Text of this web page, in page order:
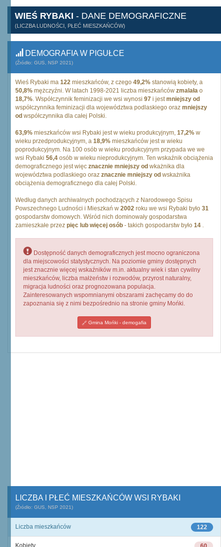
WIEŚ RYBAKI - DANE DEMOGRAFICZNE
(LICZBA LUDNOŚCI, PŁEĆ MIESZKAŃCÓW)
DEMOGRAFIA W PIGUŁCE
(Źródło: GUS, NSP 2021)
Wieś Rybaki ma 122 mieszkańców, z czego 49,2% stanowią kobiety, a
50,8% mężczyźni. W latach 1998-2021 liczba mieszkańców zmalała o
18,7%. Współczynnik feminizacji we wsi wynosi 97 i jestmniejszy od
współczynnika feminizacji dla województwa podlaskiego oraz mniejszy
od współczynnika dla całej Polski.
63,9% mieszkańców wsi Rybaki jest w wieku produkcyjnym, 17,2% w
wieku przedprodukcyjnym, a 18,9% mieszkańców jest w wieku
poprodukcyjnym. Na 100 osób w wieku produkcyjnym przypada we we
wsi Rybaki 56,4 osób w wieku nieprodukcyjnym. Ten wskaźnik obciążenia
demograficznego jest więc znacznie mniejszy od wkażnika dla
województwa podlaskiego oraz znacznie mniejszy od wskażnika
obciążenia demograficznego dla całej Polski.
Według danych archiwalnych pochodzących z Narodowego Spisu
Powszechnego Ludności i Mieszkań w 2002 roku we wsi Rybaki było 31
gospodarstw domowych. Wśród nich dominowały gospodarstwa
zamieszkałe przez pięc lub więcej osób - takich gospodarstw było 14 .
Dostępność danych demograficznych jest mocno ograniczona
dla miejscowości statystycznych. Na poziomie gminy dostępnych
jest znacznie więcej wskaźników m.in. aktualny wiek i stan cywilny
mieszkańców, liczba małżeństw i rozwodów, przyrost naturalny,
migracja ludności oraz prognozowana populacja.
Zainteresowanych wspomnianymi obszarami zachęcamy do do
zapoznania się z nimi bezpośrednio na stronie gminy Mońki.
Gmina Mońki - demogafia
LICZBA I PŁEĆ MIESZKAŃCÓW WSI RYBAKI
(Źródło: GUS, NSP 2021)
122
Liczba mieszkańców
Kobiety